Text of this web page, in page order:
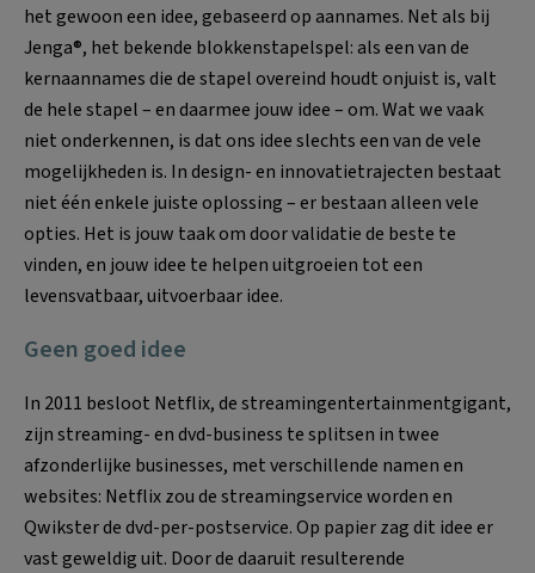
het gewoon een idee, gebaseerd op aannames. Net als bij
Jenga®, het bekende blokkenstapelspel: als een van de
kernaannames die de stapel overeind houdt onjuist is, valt
de hele stapel – en daarmee jouw idee – om. Wat we vaak
niet onderkennen, is dat ons idee slechts een van de vele
mogelijkheden is. In design- en innovatietrajecten bestaat
niet één enkele juiste oplossing – er bestaan alleen vele
opties. Het is jouw taak om door validatie de beste te
vinden, en jouw idee te helpen uitgroeien tot een
levensvatbaar, uitvoerbaar idee.
Geen goed idee
In 2011 besloot Netflix, de streamingentertainmentgigant,
zijn streaming- en dvd-business te splitsen in twee
afzonderlijke businesses, met verschillende namen en
websites: Netflix zou de streamingservice worden en
Qwikster de dvd-per-postservice. Op papier zag dit idee er
vast geweldig uit. Door de daaruit resulterende